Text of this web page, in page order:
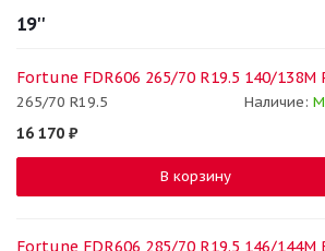
19''
Fortune FDR606 265/70 R19.5 140/138M
265/70 R19.5 Наличие:
16 170 ₽
В корзину
Fortune FDR606 285/70 R19.5 146/144M